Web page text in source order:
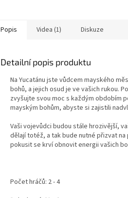
Popis Videa (1) Diskuze
Detailní popis produktu
Na Yucatánu jste vůdcem mayského
bohů, a jejich osud je ve vašich rukou.
zvyšujte svou moc s každým obdobím
mayským bohům, abyste si zajistili
Vaši vojevůdci budou stále hrozivější,
dělají totéž, a tak bude nutné přizvat
pokusit se krví obnovit energii vašich
Počet hráčů: 2 - 4